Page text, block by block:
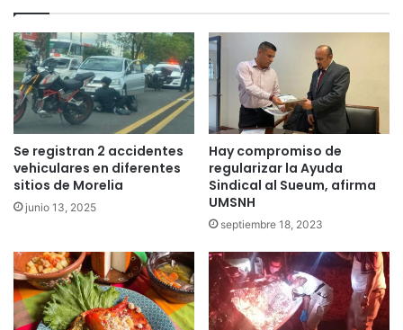
Se registran 2 accidentes
vehiculares en diferentes
sitios de Morelia
junio 13, 2025
Hay compromiso de
regularizar la Ayuda
Sindical al Sueum, afirma
UMSNH
septiembre 18, 2023